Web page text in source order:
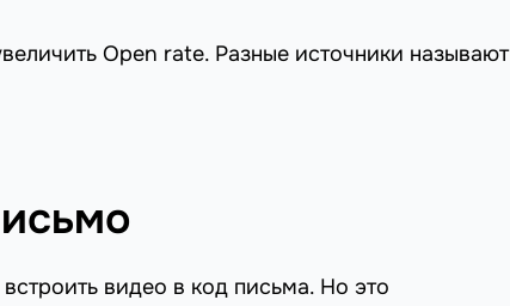
Open rate. Разные источники называют
видео в код письма. Но это